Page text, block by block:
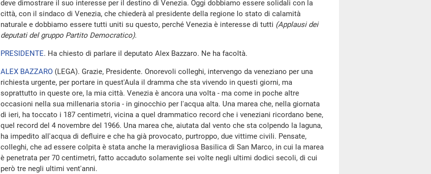
deve dimostrare il suo interesse per il destino di Venezia. Oggi dobbiamo essere solidali con la
città, con il sindaco di Venezia, che chiederà al presidente della regione lo stato di calamità
naturale e dobbiamo essere tutti uniti su questo, perché Venezia è interesse di tutti (Applausi dei
deputati del gruppo Partito Democratico).
PRESIDENTE. Ha chiesto di parlare il deputato Alex Bazzaro. Ne ha facoltà.
ALEX BAZZARO (LEGA). Grazie, Presidente. Onorevoli colleghi, intervengo da veneziano per una
richiesta urgente, per portare in quest'Aula il dramma che sta vivendo in questi giorni, ma
soprattutto in queste ore, la mia città. Venezia è ancora una volta - ma come in poche altre
occasioni nella sua millenaria storia - in ginocchio per l'acqua alta. Una marea che, nella giornata
di ieri, ha toccato i 187 centimetri, vicina a quel drammatico record che i veneziani ricordano bene,
quel record del 4 novembre del 1966. Una marea che, aiutata dal vento che sta colpendo la laguna,
ha impedito all'acqua di defluire e che ha già provocato, purtroppo, due vittime civili. Pensate,
colleghi, che ad essere colpita è stata anche la meravigliosa Basilica di San Marco, in cui la marea
è penetrata per 70 centimetri, fatto accaduto solamente sei volte negli ultimi dodici secoli, di cui
però tre negli ultimi vent'anni.